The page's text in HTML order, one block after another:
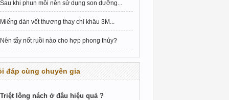
Sau khi phun môi nên sử dụng son dưỡng...
Miếng dán vết thương thay chỉ khâu 3M...
Nên tẩy nốt ruồi nào cho hợp phong thủy?
đáp cùng chuyên gia
Triệt lông nách ở đâu hiệu quả ?